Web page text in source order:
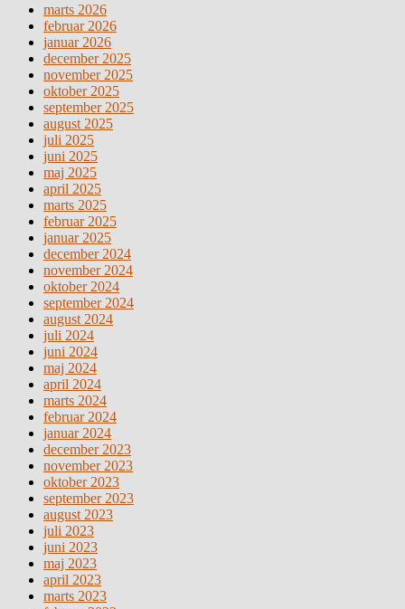
marts 2026
februar 2026
januar 2026
december 2025
november 2025
oktober 2025
september 2025
august 2025
juli 2025
juni 2025
maj 2025
april 2025
marts 2025
februar 2025
januar 2025
december 2024
november 2024
oktober 2024
september 2024
august 2024
juli 2024
juni 2024
maj 2024
april 2024
marts 2024
februar 2024
januar 2024
december 2023
november 2023
oktober 2023
september 2023
august 2023
juli 2023
juni 2023
maj 2023
april 2023
marts 2023